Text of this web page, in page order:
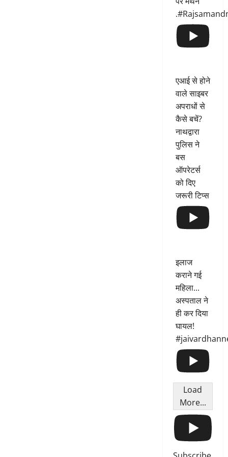
एआई से होने
वाले साइबर
अपराधों से
कैसे बचें?
नाथद्वारा
पुलिस ने
बस
ऑपरेटर्स
को दिए
जरूरी टिप्स
इलाज
कराने गई
महिला...
अस्पताल ने
ही कर दिया
घायल!
Load
More...